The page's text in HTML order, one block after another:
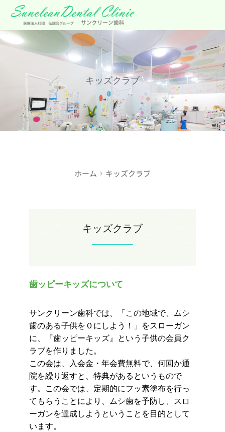
キッズクラブ
ホーム キッズクラブ
キッズクラブ
歯ッピーキッズについて
サンクリーン歯科では、「この地域で、ムシ
歯のある子供を０にしよう！」をスローガン
に、『歯ッピーキッズ』という子供の会員ク
ラブを作りました。
この会は、入会金・年会費無料で、何回か通
院を繰り返すと、特典があるというもので
す。この会では、定期的にフッ素塗布を行っ
てもらうことにより、ムシ歯を予防し、スロ
ーガンを達成しようということを目的として
います。